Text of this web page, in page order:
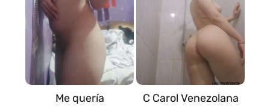
Me quería C Carol Venezolana